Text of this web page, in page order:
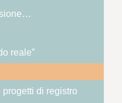
reale”
progetti di registro